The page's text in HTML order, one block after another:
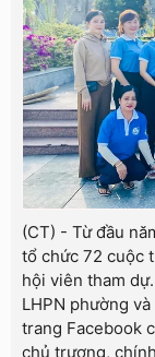
(CT) - Từ đầu
tổ chức 72 cuộc
hội viên tham
LHPN phường
trang Facebook
chủ trương,